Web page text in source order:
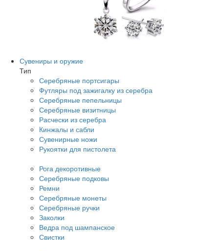
Сувениры и оружие
Тип
Серебряные портсигары
Футляры под зажигалку из серебра
Серебряные пепельницы
Серебряные визитницы
Расчески из серебра
Кинжалы и сабли
Сувенирные ножи
Рукоятки для пистолета
Рога декоротивные
Серебряные подковы
Ремни
Серебряные монеты
Серебряные ручки
Заколки
Ведра под шампанское
Свистки